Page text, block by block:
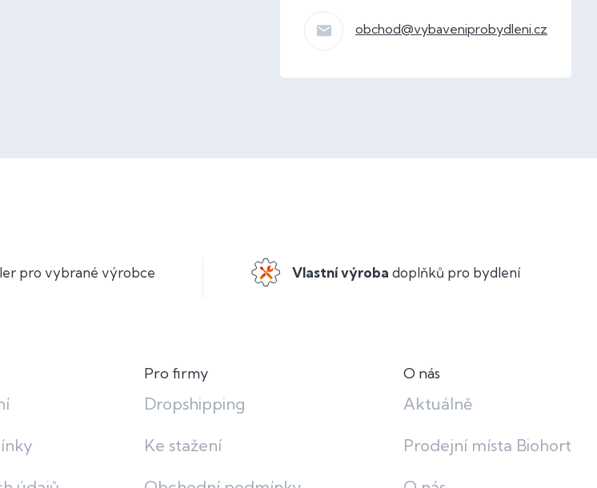
obchod@vybaveniprobydleni.cz
pro vybrané výrobce Vlastní výroba doplňků pro bydlení
Pro firmy
Dropshipping
Ke stažení
O nás
Aktuálně
Prodejní místa Biohort